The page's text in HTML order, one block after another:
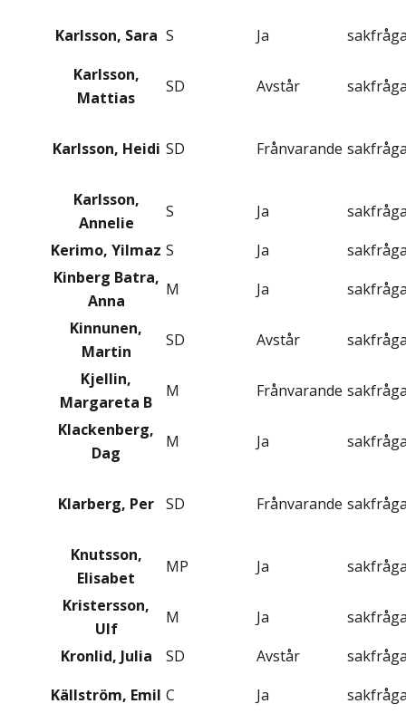
Karlsson, Sara S Ja
Karlsson,
Mattias
SD Avstår
Karlsson, Heidi SD Frånvarande
Karlsson,
Annelie
S Ja
Kerimo, Yilmaz S Ja
Kinberg Batra,
Anna
M Ja
Kinnunen,
Martin
SD Avstår
Kjellin,
Margareta B
M Frånvarande
Klackenberg,
Dag
M Ja
Klarberg, Per SD Frånvarande
Knutsson,
Elisabet
MP Ja
Kristersson,
Ulf
M Ja
Kronlid, Julia
SD Avstår
Källström, Emil C Ja